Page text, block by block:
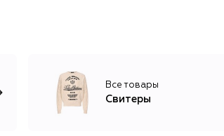
Все товары
Свитеры